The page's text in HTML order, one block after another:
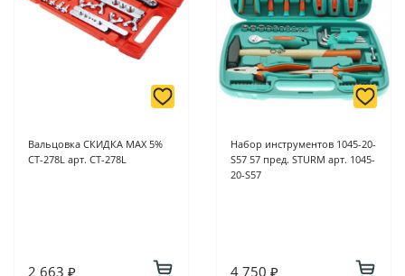
Вальцовка СКИДКА MAX 5%
CT-278L арт. CT-278L
2 663 ₽
Набор инструментов 1045-20-
S57 57 пред. STURM арт. 1045-
20-S57
4 750 ₽